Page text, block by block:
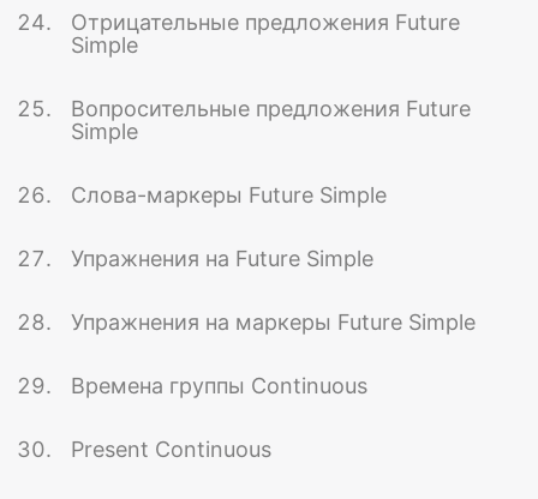
Отрицательные предложения Future
Simple
Вопросительные предложения Future
Simple
Слова-маркеры Future Simple
Упражнения на Future Simple
Упражнения на маркеры Future Simple
Времена группы Continuous
Present Continuous